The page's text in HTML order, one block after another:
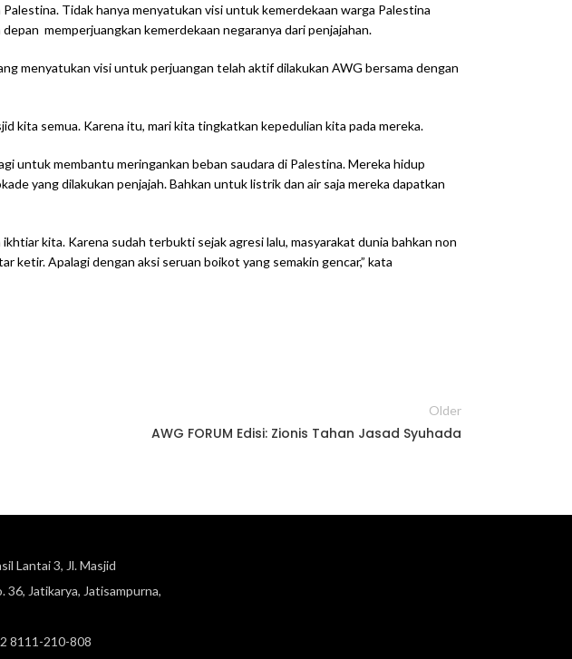
Tidak hanya menyatukan visi untuk kemerdekaan warga Palestina
memperjuangkan kemerdekaan negaranya dari penjajahan.
menyatukan visi untuk perjuangan telah aktif dilakukan AWG bersama dengan
kita semua. Karena itu, mari kita tingkatkan kepedulian kita pada mereka.
untuk membantu meringankan beban saudara di Palestina. Mereka hidup
yang dilakukan penjajah. Bahkan untuk listrik dan air saja mereka dapatkan
kita. Karena sudah terbukti sejak agresi lalu, masyarakat dunia bahkan non
ketir. Apalagi dengan aksi seruan boikot yang semakin gencar,” kata
Older
AWG FORUM Edisi: Zionis Tahan Jasad Syuhada
Lantai 3, Jl. Masjid
36, Jatikarya, Jatisampurna,
8111-210-808‬